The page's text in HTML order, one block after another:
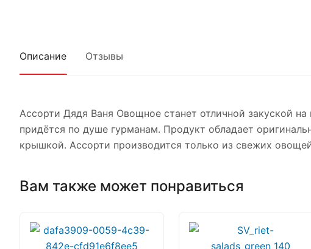
Описание Отзывы
Ассорти Дядя Ваня Овощное станет отличной закуской
придётся по душе гурманам. Продукт обладает
крышкой. Ассорти производится только из свежих
Вам также может понравиться